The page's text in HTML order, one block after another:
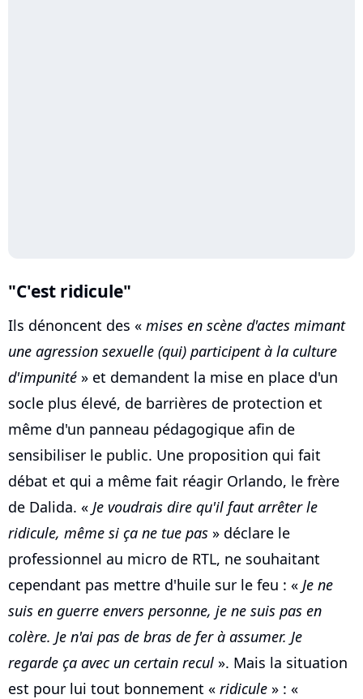
"C'est ridicule"
Ils dénoncent des « mises en scène d'actes mimant
une agression sexuelle (qui) participent à la culture
d'impunité » et demandent la mise en place d'un
socle plus élevé, de barrières de protection et
même d'un panneau pédagogique afin de
sensibiliser le public. Une proposition qui fait
débat et qui a même fait réagir Orlando, le frère
de Dalida. « Je voudrais dire qu'il faut arrêter le
ridicule, même si ça ne tue pas » déclare le
professionnel au micro de RTL, ne souhaitant
cependant pas mettre d'huile sur le feu : « Je ne
suis en guerre envers personne, je ne suis pas en
colère. Je n'ai pas de bras de fer à assumer. Je
regarde ça avec un certain recul ». Mais la situation
est pour lui tout bonnement « ridicule » : «